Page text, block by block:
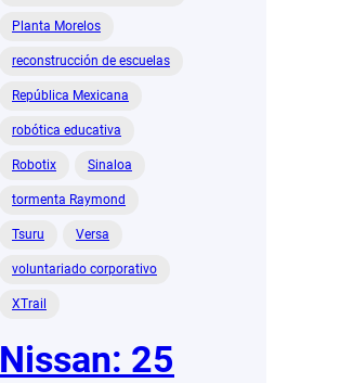
Planta Morelos
reconstrucción de escuelas
República Mexicana
robótica educativa
Robotix Sinaloa
tormenta Raymond
Tsuru Versa
voluntariado corporativo
XTrail
Nissan: 25